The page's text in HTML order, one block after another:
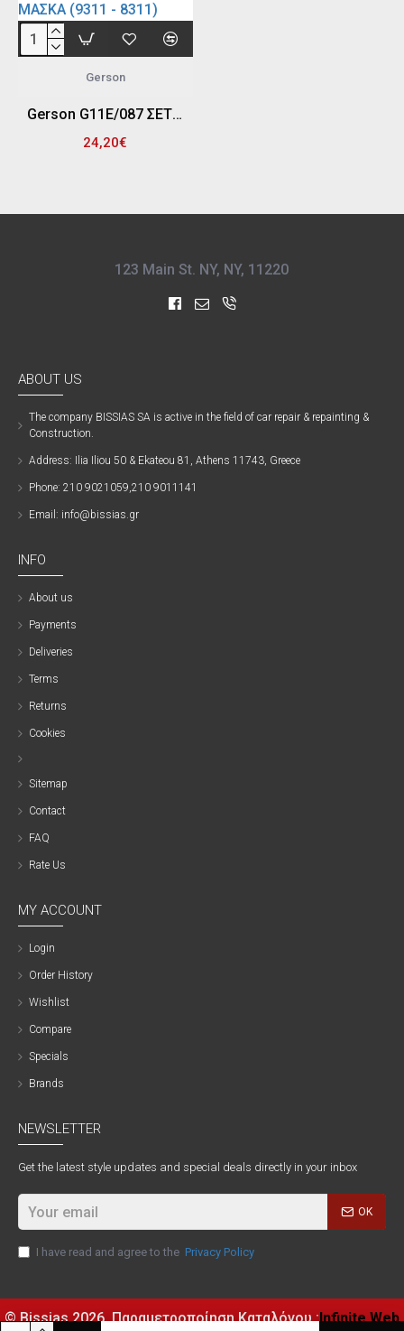
Gerson
Gerson G11E/087 ΣΕΤ ΠΡΟ-ΦΙΛΤΡΑ, 10 ΤΕΜ, ΕΝΕΡΓΟΥ ΑΝΘΡΑΚΑ ΓΙΑ ΜΑΣΚΑ (9311 - 8311)
24,20€
123 Main St. NY, NY, 11220
ABOUT US
The company ΒISSIAS SA is active in the field of car repair & repainting &
Construction.
Address: Ilia Iliou 50 & Ekateou 81, Athens 11743, Greece
Phone: 210 9021059,210 9011141
Email: info@bissias.gr
INFO
About us
Payments
Deliveries
Terms
Returns
Cookies
Sitemap
Contact
FAQ
Rate Us
MY ACCOUNT
Login
Order History
Wishlist
Compare
Specials
Brands
NEWSLETTER
Get the latest style updates and special deals directly in your inbox
OK
I have read and agree to the Privacy Policy
© Bissias2026, Παραμετροποίηση Καταλόγου :Infinite Web